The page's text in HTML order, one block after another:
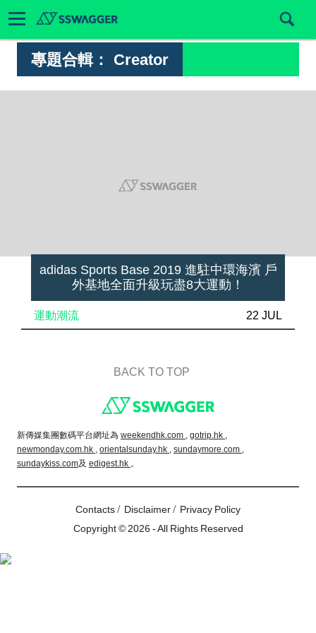
專題合輯： Creator
adidas Sports Base 2019 進駐中環海濱 戶
外基地全面升級玩盡8大運動！
運動潮流 22 JUL
BACK TO TOP
新傳媒集團數碼平台網址為 weekendhk.com , gotrip.hk ,
newmonday.com.hk , orientalsunday.hk , sundaymore.com ,
sundaykiss.com及 edigest.hk 。
Contacts/ Disclaimer/ Privacy Policy
Copyright © 2026 - All Rights Reserved